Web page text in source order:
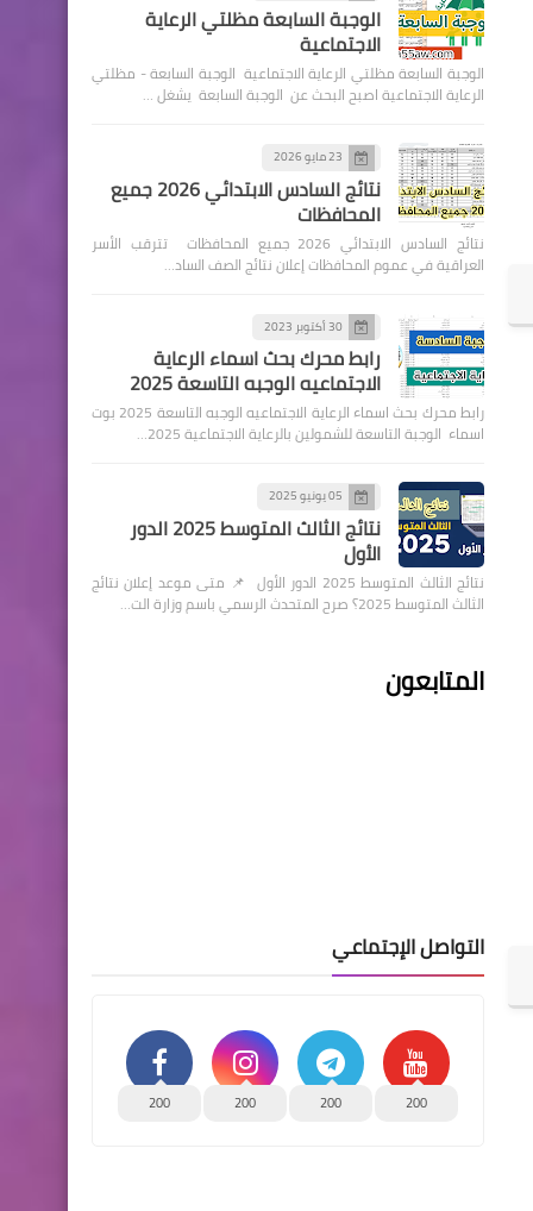
الوجبة السابعة مظلتي الرعاية
الاجتماعية
الوجبة السابعة مظلتي الرعاية الاجتماعية الوجبة السابعة - مظلتي
الرعاية الاجتماعية اصبح البحث عن الوجبة السابعة يشغل …
23 مايو 2026
نتائج السادس الابتدائي 2026 جميع
المحافظات
نتائج السادس الابتدائي 2026 جميع المحافظات تترقب الأسر
العراقية في عموم المحافظات إعلان نتائج الصف الساد…
30 أكتوبر 2023
رابط محرك بحث اسماء الرعاية
الاجتماعيه الوجبه التاسعة 2025
رابط محرك بحث اسماء الرعاية الاجتماعيه الوجبه التاسعة 2025 بوت
اسماء الوجبة التاسعة للشمولين بالرعاية الاجتماعية 2025…
05 يونيو 2025
نتائج الثالث المتوسط 2025 الدور
الأول
نتائج الثالث المتوسط 2025 الدور الأول 📌 متى موعد إعلان نتائج
الثالث المتوسط 2025؟ صرح المتحدث الرسمي باسم وزارة الت…
المتابعون
التواصل الإجتماعي
200
200
200
200